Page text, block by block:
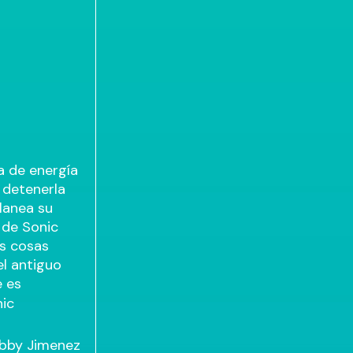
de energía
su
Sonic
cosas
antiguo
es
Jimenez